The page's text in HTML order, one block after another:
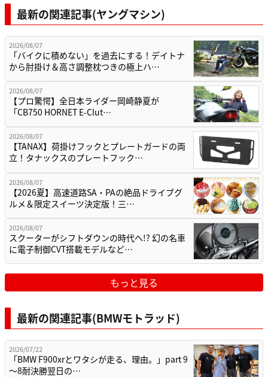
最新の関連記事(ヤングマシン)
2026/08/07
「バイクに積めない」を過去にする！デイトナ
から肘掛け＆高さ調整枕つきの極上ハ…
2026/08/07
【プロ驚愕】全日本ライダー岡崎静夏が
「CB750 HORNET E-Clut…
2026/08/07
【TANAX】荷掛けフックとプレートガードの両
立！タナックスのプレートフック…
2026/08/07
【2026夏】高速道路SA・PAの絶品ドライブグ
ルメ＆限定スイーツ決定版！三…
2026/08/07
スクーターがシフトダウンの時代へ!? 幻の名車
に電子制御CVT搭載モデルなど…
もっと見る
最新の関連記事(BMWモトラッド)
2026/07/22
「BMW F900xrとワタシが走る、理由。」part 9
〜8耐決勝翌日の…